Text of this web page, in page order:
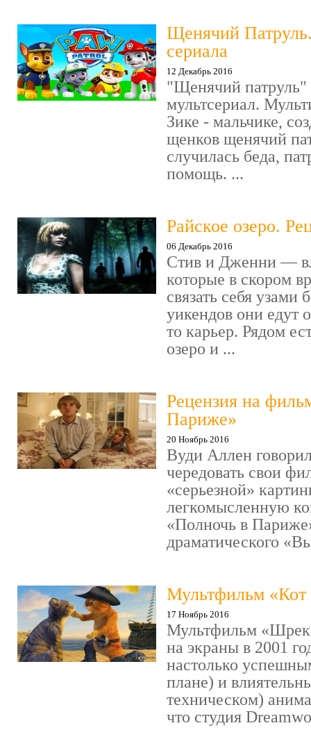
Щенячий
сериала
12 Декабрь 2016
"Щенячий патруль"
мультсериал.
Зике - мальчике,
щенков щенячий
случилась беда,
помощь. ...
Райское озеро.
06 Декабрь 2016
Стив и Дженни —
которые в скором
связать себя узами
уикендов они едут
то карьер. Рядом
озеро и ...
Рецензия на
Париже»
20 Ноябрь 2016
Вуди Аллен
чередовать свои
«серьезной»
легкомысленную
«Полночь в
драматического
Мультфильм «Кот
17 Ноябрь 2016
Мультфильм
на экраны в 2001
настолько
плане) и
техническом)
что студия